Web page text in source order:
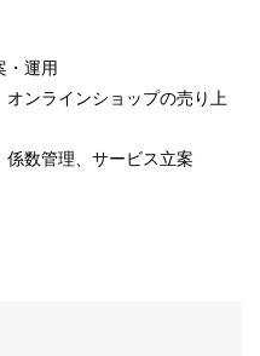
・運用
オンラインショップの売り上
数管理、サービス立案